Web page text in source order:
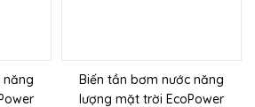
năng
Biến tần bơm nước năng
lượng mặt trời EcoPower